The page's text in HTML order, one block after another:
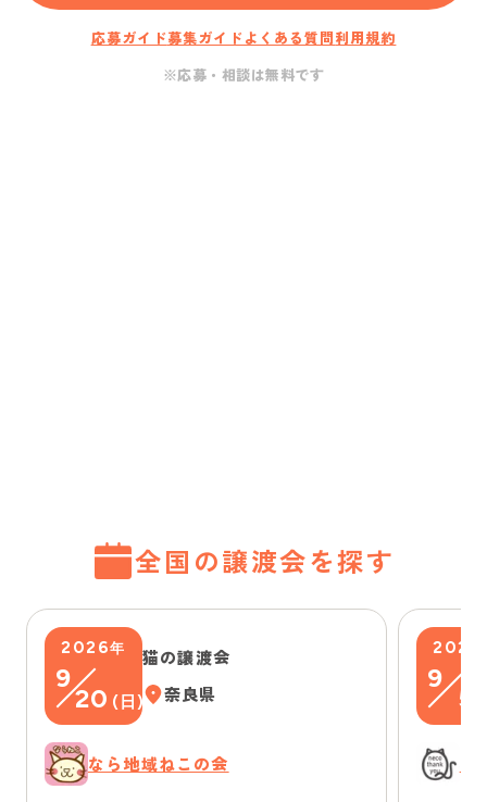
応募ガイド募集ガイド よくある質問利用規約
※応募・相談は無料です
全国の譲渡会を探す
2026年
9
20 ( 日)
猫の譲渡会
奈良県
なら地域ねこの会
2026
9
5